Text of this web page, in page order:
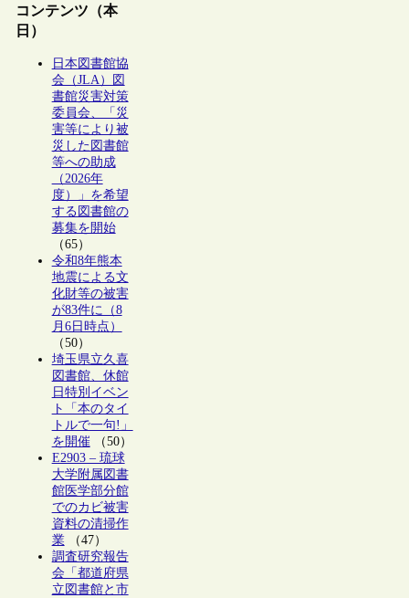
コンテンツ（本
日）
日本図書館協
会（JLA）図
書館災害対策
委員会、「災
害等により被
災した図書館
等への助成
（2026年
度）」を希望
する図書館の
募集を開始
（65）
令和8年熊本
地震による文
化財等の被害
が83件に（8
月6日時点）
（50）
埼玉県立久喜
図書館、休館
日特別イベン
ト「本のタイ
トルで一句!」
を開催（50）
E2903 – 琉球
大学附属図書
館医学部分館
でのカビ被害
資料の清掃作
業（47）
調査研究報告
会「都道府県
立図書館と市